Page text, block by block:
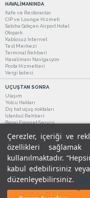
Çerezler, içeriği ve
özellikleri
kullanılmaktadır.
kabul edebilirsiniz
düzenleyebilirsiniz.
HAVALİMANINDA
Kafe ve Restoranlar
CIP ve Lounge Hizmeti
Sabiha Gökçen Airport Hotel
Otopark
Kablosuz İnternet
Test Merkezi
Terminal Rehberi
Havalimanı Navigasyon
Posta Hizmetleri
Vergi İadesi
UÇUŞTAN SONRA
Ulaşım
Yolcu Hakları
Dış hat uçuş noktaları
İstanbul Rehberi
Bagaj Emanet Servisi